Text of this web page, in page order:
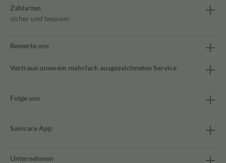
Zahlarten
sicher und bequem
Bewerte uns
Vertraue unserem mehrfach ausgezeichneten Service
Folge uns
Sanicare App
Unternehmen